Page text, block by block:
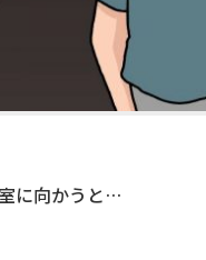
に向かうと…